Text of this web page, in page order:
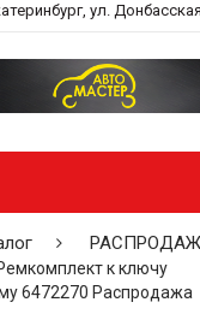
ул.
к ключу
6472270 Распродажа